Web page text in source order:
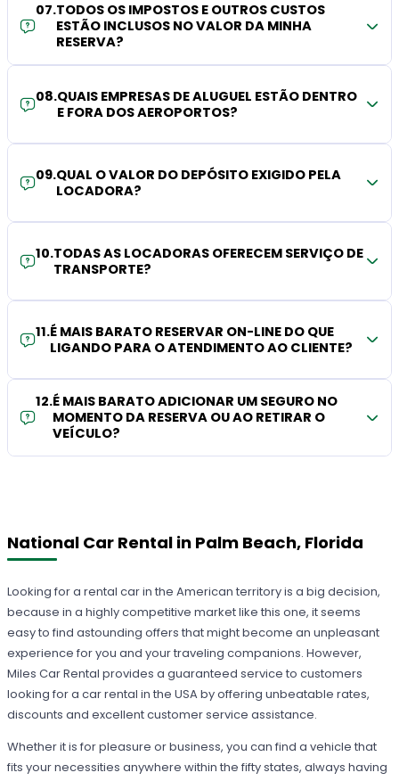
07.TODOS OS IMPOSTOS E OUTROS CUSTOS
ESTÃO INCLUSOS NO VALOR DA MINHA
RESERVA?
08.QUAIS EMPRESAS DE ALUGUEL ESTÃO DENTRO
E FORA DOS AEROPORTOS?
09.QUAL O VALOR DO DEPÓSITO EXIGIDO PELA
LOCADORA?
10.TODAS AS LOCADORAS OFERECEM SERVIÇO DE
TRANSPORTE?
11.É MAIS BARATO RESERVAR ON-LINE DO QUE
LIGANDO PARA O ATENDIMENTO AO CLIENTE?
12.É MAIS BARATO ADICIONAR UM SEGURO NO
MOMENTO DA RESERVA OU AO RETIRAR O
VEÍCULO?
National Car Rental in Palm Beach, Florida
Looking for a rental car in the American territory is a big decision,
because in a highly competitive market like this one, it seems
easy to find astounding offers that might become an unpleasant
experience for you and your traveling companions. However,
Miles Car Rental provides a guaranteed service to customers
looking for a car rental in the USA by offering unbeatable rates,
discounts and excellent customer service assistance.
Whether it is for pleasure or business, you can find a vehicle that
fits your necessities anywhere within the fifty states, always having